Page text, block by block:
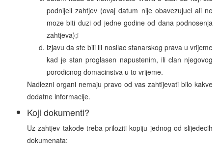
podnijeli zahtjev (ovaj datum nije obavezujuci ali ne
moze biti duzi od jedne godine od dana podnosenja
zahtjeva);i
izjavu da ste bili ili nosilac stanarskog prava u vrijeme
kad je stan proglasen napustenim, ili clan njegovog
porodicnog domacinstva u to vrijeme.
Nadlezni organi nemaju pravo od vas zahtijevati bilo kakve
dodatne informacije.
Koji dokumenti?
Uz zahtjev takode treba priloziti kopiju jednog od slijedecih
dokumenata: